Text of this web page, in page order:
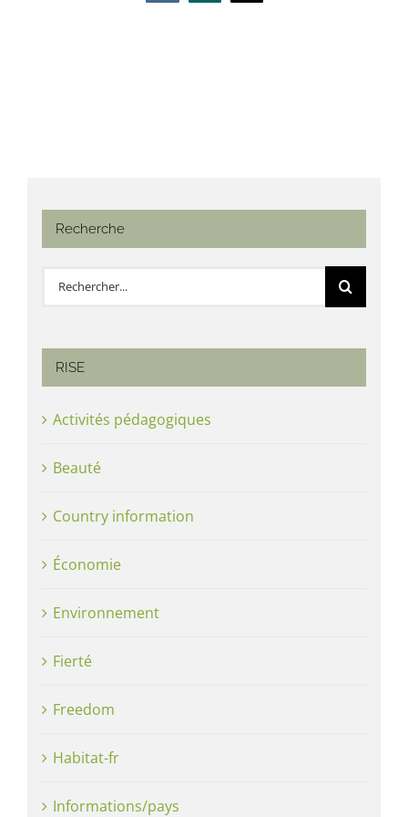
Recherche
Rechercher:
RISE
Activités pédagogiques
Beauté
Country information
Économie
Environnement
Fierté
Freedom
Habitat-fr
Informations/pays